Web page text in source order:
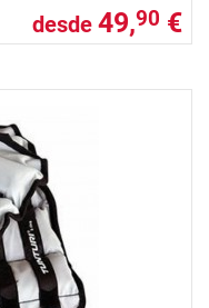
desde 49,90 €